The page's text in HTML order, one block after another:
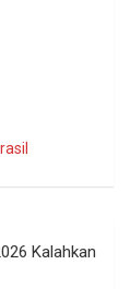
Kalahkan